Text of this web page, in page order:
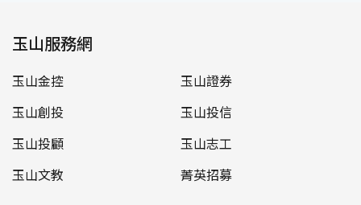
玉山服務網
玉山金控
玉山證券
玉山創投
玉山投信
玉山投顧
玉山志工
玉山文教
菁英招募